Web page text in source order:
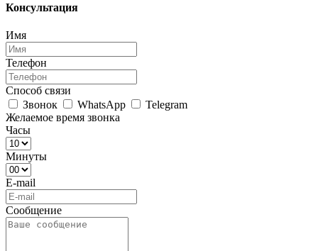
Консультация
Имя
Телефон
Способ связи
Звонок
WhatsApp
Telegram
Желаемое время звонка
Часы
Минуты
E-mail
Сообщение